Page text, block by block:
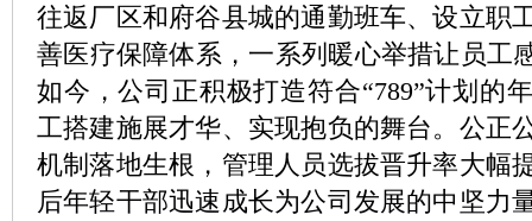
往返厂区和府谷县城的通勤班车、设立职
善医疗保障体系，一系列暖心举措让员工
如今，公司正积极打造符合“789”计划的
工搭建施展才华、实现抱负的舞台。公正
机制落地生根，管理人员选拔晋升率大幅
后年轻干部迅速成长为公司发展的中坚力